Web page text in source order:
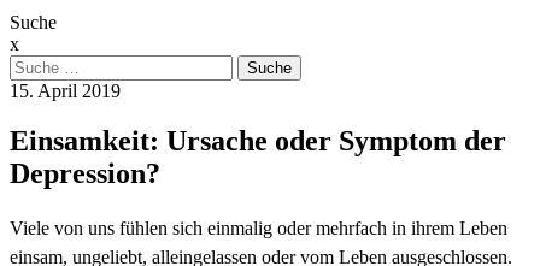
Suche
x
Suche
nach:
15. April 2019
Einsamkeit: Ursache oder Symptom der
Depression?
Viele von uns fühlen sich einmalig oder mehrfach in ihrem Leben
einsam, ungeliebt, alleingelassen oder vom Leben ausgeschlossen.